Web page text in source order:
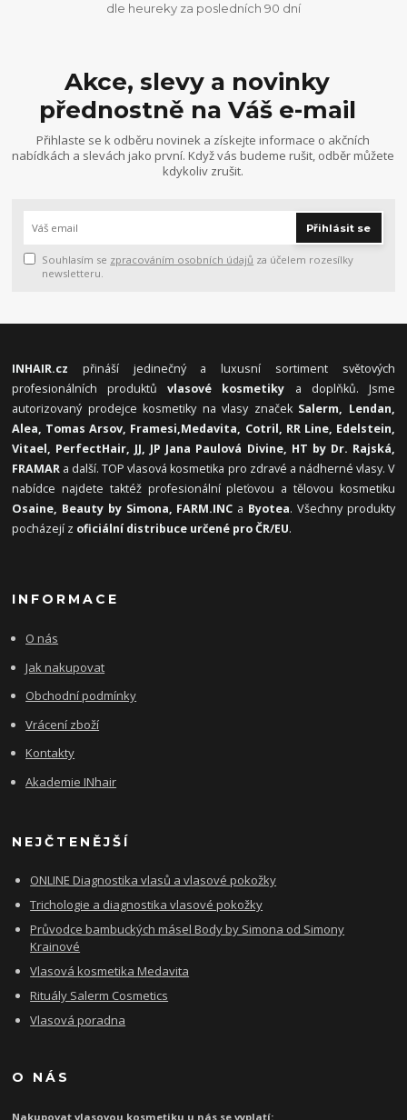
dle heureky za posledních 90 dní
Akce, slevy a novinky
přednostně na Váš e-mail
Přihlaste se k odběru novinek a získejte informace o akčních
nabídkách a slevách jako první. Když vás budeme rušit, odběr můžete
kdykoliv zrušit.
Přihlásit se
Souhlasím se zpracováním osobních údajů za účelem rozesílky
newsletteru.
INHAIR.cz přináší jedinečný a luxusní sortiment světových
profesionálních produktůvlasové kosmetiky a doplňků. Jsme
autorizovaný prodejce kosmetiky na vlasy značek Salerm, Lendan,
Alea, Tomas Arsov, Framesi,Medavita, Cotril, RR Line, Edelstein,
Vitael, PerfectHair, JJ, JP Jana Paulová Divine, HT by Dr. Rajská,
FRAMAR a další. TOP vlasová kosmetika pro zdravé a nádherné vlasy. V
nabídce najdete taktéž profesionální pleťovou a tělovou kosmetiku
Osaine, Beauty by Simona, FARM.INC a Byotea. Všechny produkty
pocházejí z oficiální distribuce určené pro ČR/EU.
INFORMACE
O nás
Jak nakupovat
Obchodní podmínky
Vrácení zboží
Kontakty
Akademie INhair
NEJČTENĚJŠÍ
ONLINE Diagnostika vlasů a vlasové pokožky
Trichologie a diagnostika vlasové pokožky
Průvodce bambuckých másel Body by Simona od Simony
Krainové
Vlasová kosmetika Medavita
Rituály Salerm Cosmetics
Vlasová poradna
O NÁS
Nakupovat vlasovou kosmetiku u nás se vyplatí: